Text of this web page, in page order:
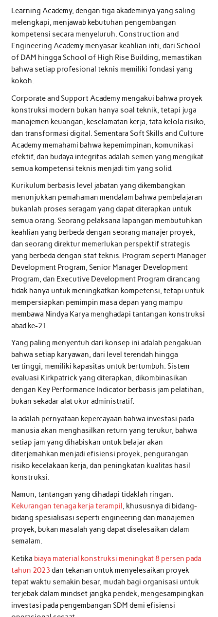
Learning Academy, dengan tiga akademinya yang saling
melengkapi, menjawab kebutuhan pengembangan
kompetensi secara menyeluruh. Construction and
Engineering Academy menyasar keahlian inti, dari School
of DAM hingga School of High Rise Building, memastikan
bahwa setiap profesional teknis memiliki fondasi yang
kokoh.
Corporate and Support Academy mengakui bahwa proyek
konstruksi modern bukan hanya soal teknik, tetapi juga
manajemen keuangan, keselamatan kerja, tata kelola risiko,
dan transformasi digital. Sementara Soft Skills and Culture
Academy memahami bahwa kepemimpinan, komunikasi
efektif, dan budaya integritas adalah semen yang mengikat
semua kompetensi teknis menjadi tim yang solid.
Kurikulum berbasis level jabatan yang dikembangkan
menunjukkan pemahaman mendalam bahwa pembelajaran
bukanlah proses seragam yang dapat diterapkan untuk
semua orang. Seorang pelaksana lapangan membutuhkan
keahlian yang berbeda dengan seorang manajer proyek,
dan seorang direktur memerlukan perspektif strategis
yang berbeda dengan staf teknis. Program seperti Manager
Development Program, Senior Manager Development
Program, dan Executive Development Program dirancang
tidak hanya untuk meningkatkan kompetensi, tetapi untuk
mempersiapkan pemimpin masa depan yang mampu
membawa Nindya Karya menghadapi tantangan konstruksi
abad ke-21.
Yang paling menyentuh dari konsep ini adalah pengakuan
bahwa setiap karyawan, dari level terendah hingga
tertinggi, memiliki kapasitas untuk bertumbuh. Sistem
evaluasi Kirkpatrick yang diterapkan, dikombinasikan
dengan Key Performance Indicator berbasis jam pelatihan,
bukan sekadar alat ukur administratif.
Ia adalah pernyataan kepercayaan bahwa investasi pada
manusia akan menghasilkan return yang terukur, bahwa
setiap jam yang dihabiskan untuk belajar akan
diterjemahkan menjadi efisiensi proyek, pengurangan
risiko kecelakaan kerja, dan peningkatan kualitas hasil
konstruksi.
Namun, tantangan yang dihadapi tidaklah ringan.
Kekurangan tenaga kerja terampil, khususnya di bidang-
bidang spesialisasi seperti engineering dan manajemen
proyek, bukan masalah yang dapat diselesaikan dalam
semalam.
Ketika biaya material konstruksi meningkat 8 persen pada
tahun 2023 dan tekanan untuk menyelesaikan proyek
tepat waktu semakin besar, mudah bagi organisasi untuk
terjebak dalam mindset jangka pendek, mengesampingkan
investasi pada pengembangan SDM demi efisiensi